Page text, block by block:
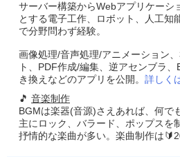
サーバー構築からWebアプリケーシ
とする電子工作、ロボット、人工知
で分野問わず経験。
画像処理/音声処理/アニメーション
ト、PDF作成/編集、逆アセンブラ
き換えなどのアプリを公開。 詳しく
🎵 音楽制作
BGMは楽器(音源)さえあれば、何で
主にロック、バラード、ポップスを
抒情的な楽曲が多い。楽曲制作は